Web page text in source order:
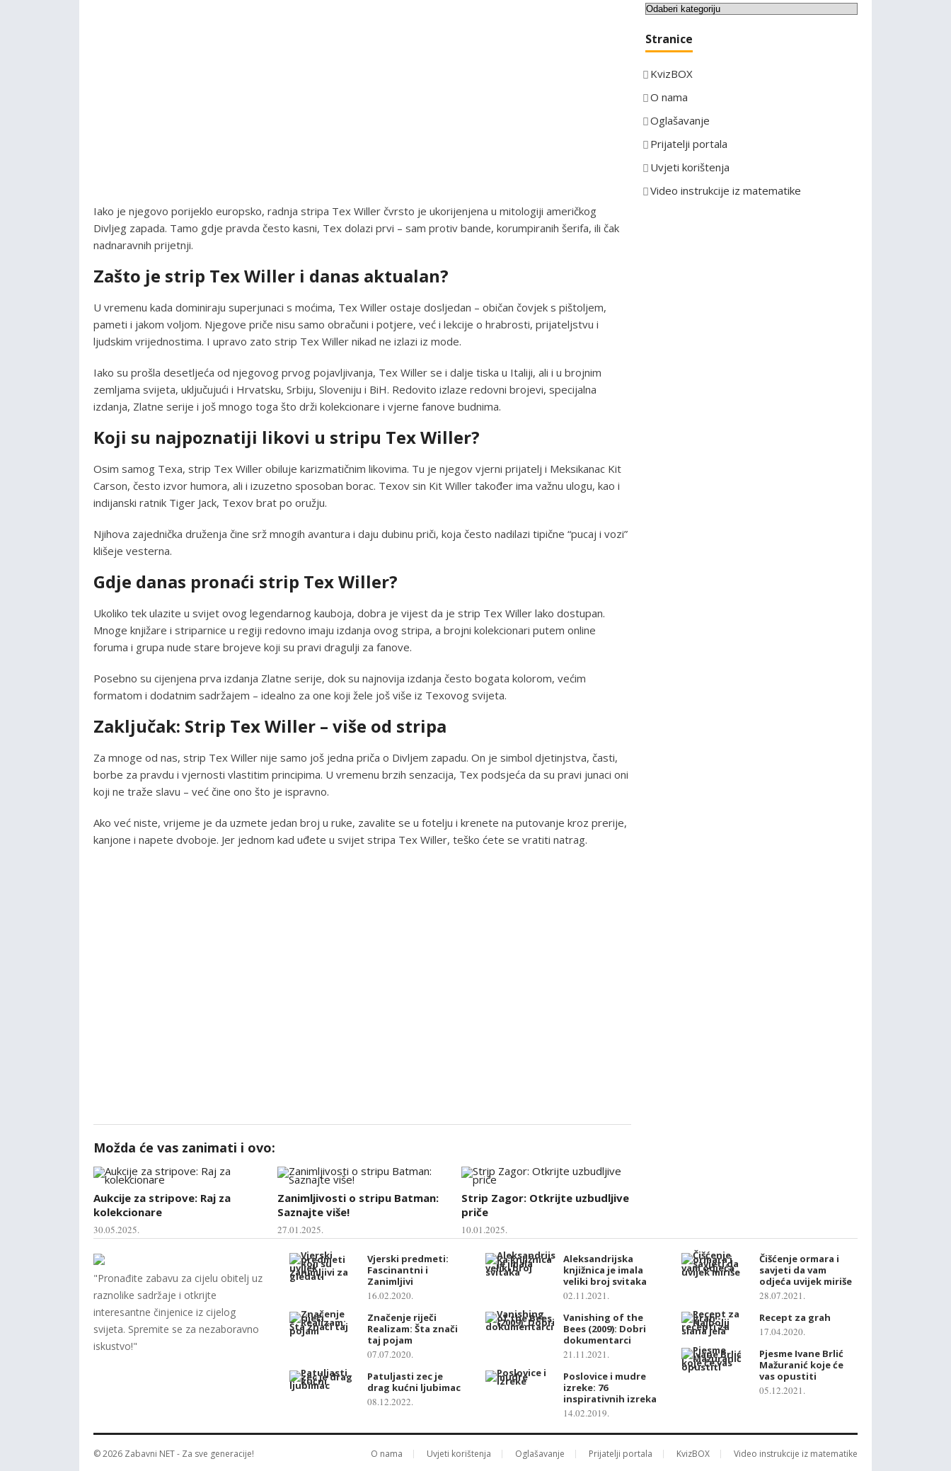
Iako je njegovo porijeklo europsko, radnja stripa Tex Willer čvrsto je ukorijenjena u mitologiji američkog
Divljeg zapada. Tamo gdje pravda često kasni, Tex dolazi prvi – sam protiv bande, korumpiranih šerifa, ili čak
nadnaravnih prijetnji.
Zašto je strip Tex Willer i danas aktualan?
U vremenu kada dominiraju superjunaci s moćima, Tex Willer ostaje dosljedan – običan čovjek s pištoljem,
pameti i jakom voljom. Njegove priče nisu samo obračuni i potjere, već i lekcije o hrabrosti, prijateljstvu i
ljudskim vrijednostima. I upravo zato strip Tex Willer nikad ne izlazi iz mode.
Iako su prošla desetljeća od njegovog prvog pojavljivanja, Tex Willer se i dalje tiska u Italiji, ali i u brojnim
zemljama svijeta, uključujući i Hrvatsku, Srbiju, Sloveniju i BiH. Redovito izlaze redovni brojevi, specijalna
izdanja, Zlatne serije i još mnogo toga što drži kolekcionare i vjerne fanove budnima.
Koji su najpoznatiji likovi u stripu Tex Willer?
Osim samog Texa, strip Tex Willer obiluje karizmatičnim likovima. Tu je njegov vjerni prijatelj i Meksikanac Kit
Carson, često izvor humora, ali i izuzetno sposoban borac. Texov sin Kit Willer također ima važnu ulogu, kao i
indijanski ratnik Tiger Jack, Texov brat po oružju.
Njihova zajednička druženja čine srž mnogih avantura i daju dubinu priči, koja često nadilazi tipične “pucaj i vozi”
klišeje vesterna.
Gdje danas pronaći strip Tex Willer?
Ukoliko tek ulazite u svijet ovog legendarnog kauboja, dobra je vijest da je strip Tex Willer lako dostupan.
Mnoge knjižare i striparnice u regiji redovno imaju izdanja ovog stripa, a brojni kolekcionari putem online
foruma i grupa nude stare brojeve koji su pravi dragulji za fanove.
Posebno su cijenjena prva izdanja Zlatne serije, dok su najnovija izdanja često bogata kolorom, većim
formatom i dodatnim sadržajem – idealno za one koji žele još više iz Texovog svijeta.
Zaključak: Strip Tex Willer – više od stripa
Za mnoge od nas, strip Tex Willer nije samo još jedna priča o Divljem zapadu. On je simbol djetinjstva, časti,
borbe za pravdu i vjernosti vlastitim principima. U vremenu brzih senzacija, Tex podsjeća da su pravi junaci oni
koji ne traže slavu – već čine ono što je ispravno.
Ako već niste, vrijeme je da uzmete jedan broj u ruke, zavalite se u fotelju i krenete na putovanje kroz prerije,
kanjone i napete dvoboje. Jer jednom kad uđete u svijet stripa Tex Willer, teško ćete se vratiti natrag.
Možda će vas zanimati i ovo:
Aukcije za stripove: Raj za
kolekcionare
30.05.2025.
Zanimljivosti o stripu Batman:
Saznajte više!
27.01.2025.
Strip Zagor: Otkrijte uzbudljive
priče
10.01.2025.
K
t
g
o
i
j
e
Stranice
KvizBOX
O nama
Oglašavanje
Prijatelji portala
Uvjeti korištenja
Video instrukcije iz matematike
"Pronađite zabavu za cijelu obitelj uz
raznolike sadržaje i otkrijte
interesantne činjenice iz cijelog
svijeta. Spremite se za nezaboravno
iskustvo!"
Vjerski predmeti:
Fascinantni i
Zanimljivi
16.02.2020.
Značenje riječi
Realizam: Šta znači
taj pojam
07.07.2020.
Patuljasti zec je
drag kućni ljubimac
08.12.2022.
Aleksandrijska
knjižnica je imala
veliki broj svitaka
02.11.2021.
Vanishing of the
Bees (2009): Dobri
dokumentarci
21.11.2021.
Poslovice i mudre
izreke: 76
inspirativnih izreka
14.02.2019.
Čišćenje ormara i
savjeti da vam
odjeća uvijek miriše
28.07.2021.
Recept za grah
17.04.2020.
Pjesme Ivane Brlić
Mažuranić koje će
vas opustiti
05.12.2021.
© 2026 Zabavni NET- Za sve generacije! O nama Uvjeti korištenja Oglašavanje Prijatelji portala KvizBOX Video instrukcije iz matematike